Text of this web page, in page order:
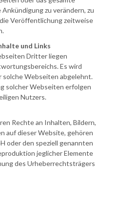
zu verändern, zu
Veröffentlichung zeitweise
und Links
Dritter liegen
Es wird
Webseiten abgelehnt.
solcher Webseiten erfolgen
Nutzers.
Rechte an Inhalten, Bildern,
auf dieser Website, gehören
oder den speziell genannten
jeglicher Elemente
des Urheberrechtsträgers